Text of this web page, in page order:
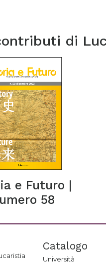
di
e Futuro |
58
Catalogo
Università